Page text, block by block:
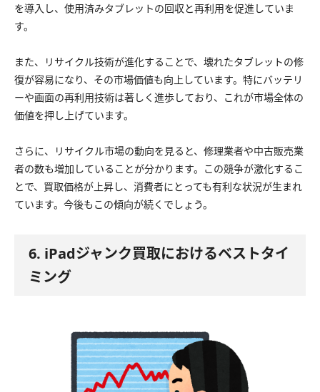
を導入し、使用済みタブレットの回収と再利用を促進していま
す。
また、リサイクル技術が進化することで、壊れたタブレットの修
復が容易になり、その市場価値も向上しています。特にバッテリ
ーや画面の再利用技術は著しく進歩しており、これが市場全体の
価値を押し上げています。
さらに、リサイクル市場の動向を見ると、修理業者や中古販売業
者の数も増加していることが分かります。この競争が激化するこ
とで、買取価格が上昇し、消費者にとっても有利な状況が生まれ
ています。今後もこの傾向が続くでしょう。
6. iPadジャンク買取におけるベストタイ
ミング